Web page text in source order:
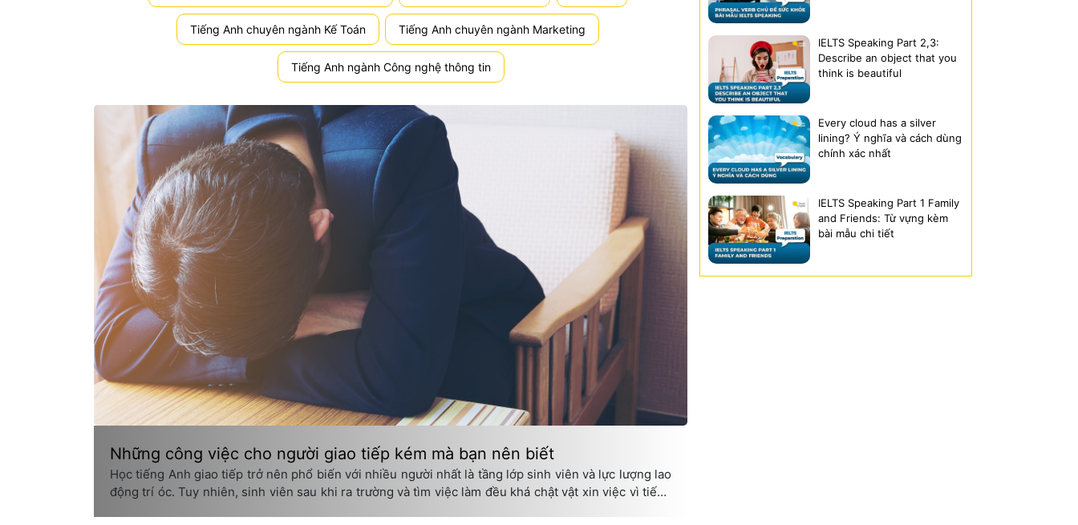
Tiếng Anh chuyên ngành Kế Toán Tiếng Anh chuyên ngành Marketing
Tiếng Anh ngành Công nghệ thông tin
Những công việc cho người giao tiếp kém mà bạn nên biết
Học tiếng Anh giao tiếp trở nên phổ biến với nhiều người nhất là tầng lớp sinh viên và lực lượng lao
động trí óc. Tuy nhiên, sinh viên sau khi ra trường và tìm việc làm đều khá chật vật xin việc vì tiếng
IELTS Speaking Part 2,3:
Describe an object that you
think is beautiful
Every cloud has a silver
lining? Ý nghĩa và cách dùng
chính xác nhất
IELTS Speaking Part 1 Family
and Friends: Từ vựng kèm
bài mẫu chi tiết